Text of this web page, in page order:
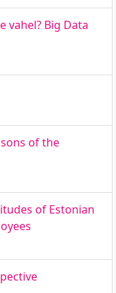
vahel? Big Data
of the
of Estonian